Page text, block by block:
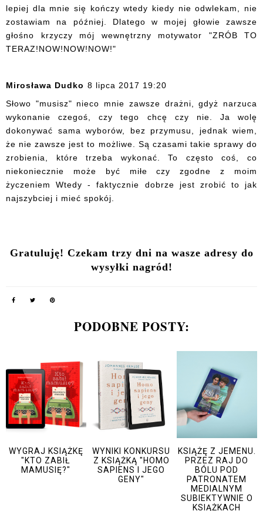
lepiej dla mnie się kończy wtedy kiedy nie odwlekam, nie
zostawiam na później. Dlatego w mojej głowie zawsze
głośno krzyczy mój wewnętrzny motywator "ZRÓB TO
TERAZ!NOW!NOW!NOW!"
Mirosława Dudko 8 lipca 2017 19:20
Słowo "musisz" nieco mnie zawsze drażni, gdyż narzuca
wykonanie czegoś, czy tego chcę czy nie. Ja wolę
dokonywać sama wyborów, bez przymusu, jednak wiem,
że nie zawsze jest to możliwe. Są czasami takie sprawy do
zrobienia, które trzeba wykonać. To często coś, co
niekoniecznie może być miłe czy zgodne z moim
życzeniem Wtedy - faktycznie dobrze jest zrobić to jak
najszybciej i mieć spokój.
Gratuluję! Czekam trzy dni na wasze adresy do
wysyłki nagród!
PODOBNE POSTY:
WYGRAJ KSIĄŻKĘ
"KTO ZABIŁ
MAMUSIĘ?"
WYNIKI KONKURSU
Z KSIĄŻKĄ "HOMO
SAPIENS I JEGO
GENY"
KSIĄŻĘ Z JEMENU.
PRZEZ RAJ DO
BÓLU POD
PATRONATEM
MEDIALNYM
SUBIEKTYWNIE O
KSIĄŻKACH